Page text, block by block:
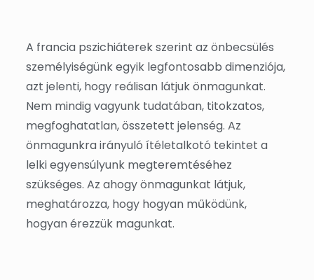
A francia pszichiáterek szerint az önbecsülés
személyiségünk egyik legfontosabb dimenziója,
azt jelenti, hogy reálisan látjuk önmagunkat.
Nem mindig vagyunk tudatában, titokzatos,
megfoghatatlan, összetett jelenség. Az
önmagunkra irányuló ítéletalkotó tekintet a
lelki egyensúlyunk megteremtéséhez
szükséges. Az ahogy önmagunkat látjuk,
meghatározza, hogy hogyan működünk,
hogyan érezzük magunkat.